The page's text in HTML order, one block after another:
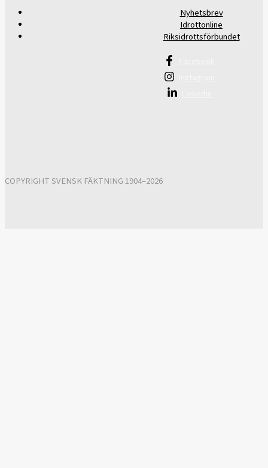
Nyhetsbrev
Idrottonline
Riksidrottsförbundet
COPYRIGHT SVENSK FÄKTNING 1904–2026